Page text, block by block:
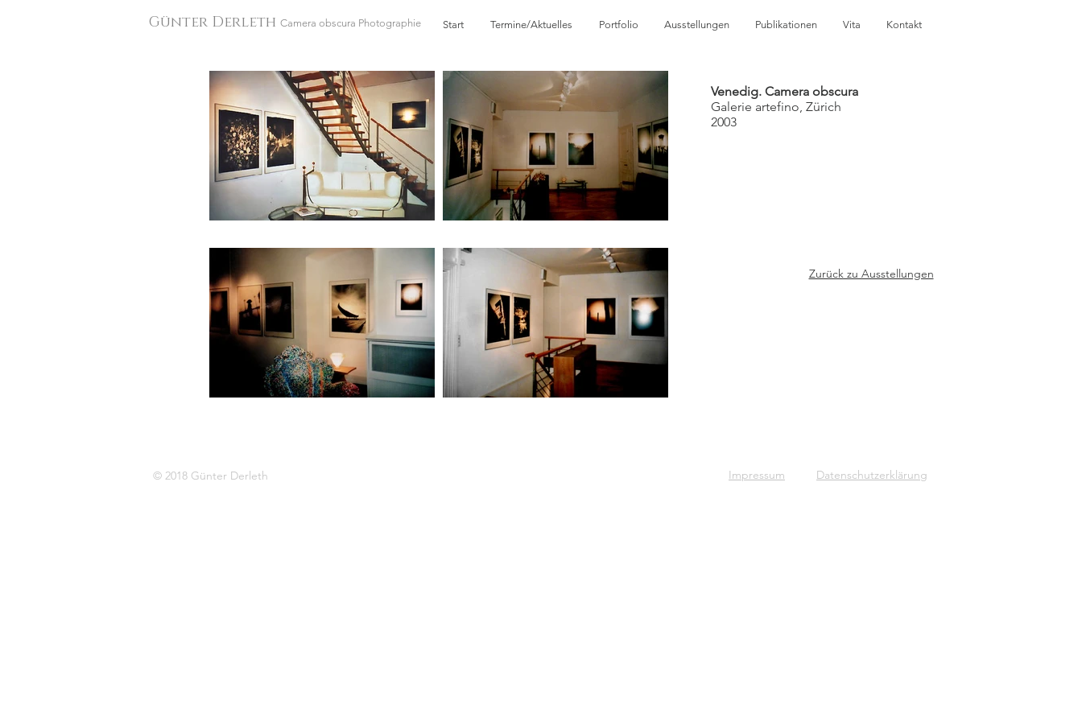
Günter Derleth Camera obscura Photographie Start Termine/Aktuelles Portfolio Ausstellungen Publikationen Vita Kontakt
Venedig. Camera obscura
Galerie artefino, Zürich
2003
Zurück zu Ausstellungen
© 2018 Günter Derleth Impressum Datenschutzerklärung